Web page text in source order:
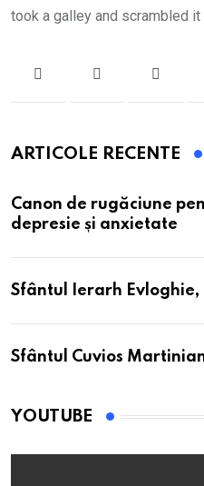
took a galley and scrambled
ARTICOLE RECENTE
Canon de rugăciune
depresie și anxietate
Sfântul Ierarh
Sfântul Cuvios
YOUTUBE